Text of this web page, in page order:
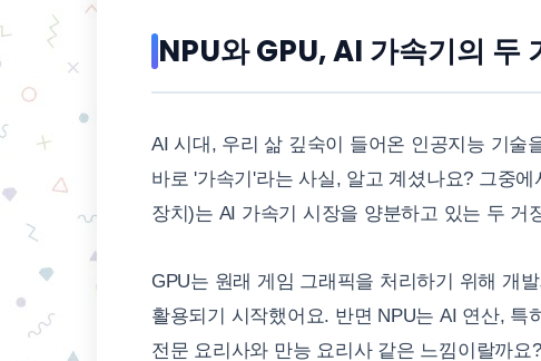
NPU와 GPU, AI 가속기의 두
AI 시대, 우리 삶 깊숙이 들어온 인공지능 기술
바로 '가속기'라는 사실, 알고 계셨나요? 그중
장치)는 AI 가속기 시장을 양분하고 있는 두 거
GPU는 원래 게임 그래픽을 처리하기 위해 개
활용되기 시작했어요. 반면 NPU는 AI 연산, 특
전문 요리사와 만능 요리사 같은 느낌이랄까요?